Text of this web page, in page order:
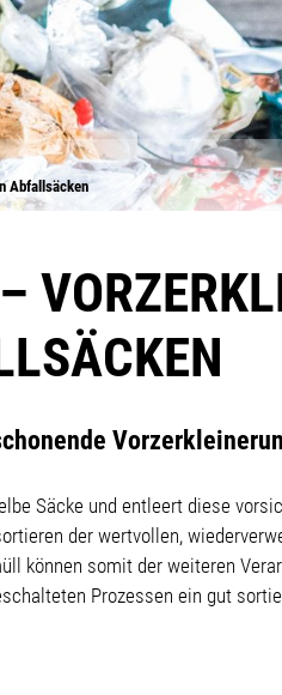
Abfallsäcken
Säcke und entleert diese
der wertvollen,
können somit der weiteren
Prozessen ein gut